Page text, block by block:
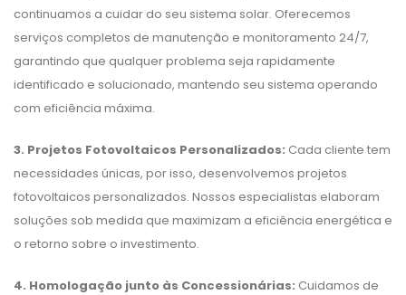
continuamos a cuidar do seu sistema solar. Oferecemos
serviços completos de manutenção e monitoramento 24/7,
garantindo que qualquer problema seja rapidamente
identificado e solucionado, mantendo seu sistema operando
com eficiência máxima.
3. Projetos Fotovoltaicos Personalizados: Cada cliente tem
necessidades únicas, por isso, desenvolvemos projetos
fotovoltaicos personalizados. Nossos especialistas elaboram
soluções sob medida que maximizam a eficiência energética e
o retorno sobre o investimento.
4. Homologação junto às Concessionárias: Cuidamos de